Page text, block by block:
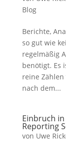
Blog
Berichte,
so gut wie
regelmäßig
benötigt. Es
reine
nach dem...
Einbruch
Reporting
von Uwe